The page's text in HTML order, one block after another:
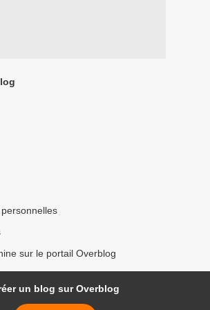
sur le portail Overblog
un blog sur Overblog